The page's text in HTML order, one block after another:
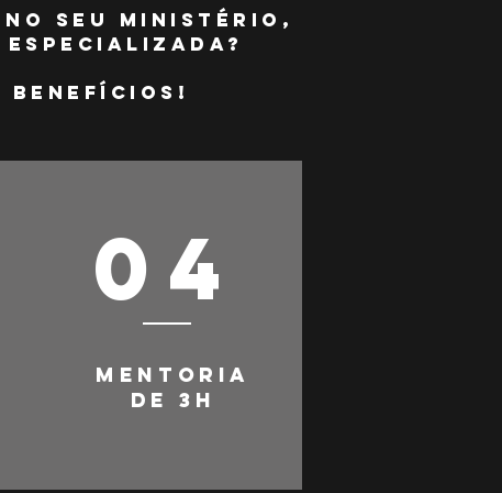
seu ministério,
benefícios!
04
MENTORIA
DE 3H